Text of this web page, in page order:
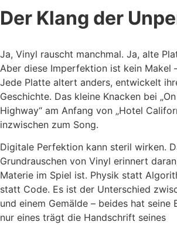
Der Klang der
Ja, Vinyl rauscht manchmal. Ja, alte
Aber diese Imperfektion ist kein Makel
Jede Platte altert anders, entwickelt
Geschichte. Das kleine Knacken bei
Highway“ am Anfang von „Hotel
inzwischen zum Song.
Digitale Perfektion kann steril wirken.
Grundrauschen von Vinyl erinnert
Materie im Spiel ist. Physik statt
statt Code. Es ist der Unterschied
und einem Gemälde – beides hat seine
nur eines trägt die Handschrift seines